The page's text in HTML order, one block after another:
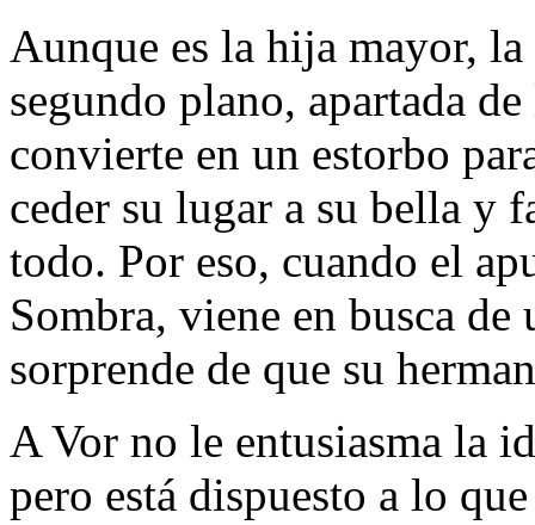
Aunque es la hija mayor,
segundo plano, apartada
convierte en un estorbo
ceder su lugar a su bella y
todo. Por eso, cuando el
Sombra, viene en busca
sorprende de que su
A Vor no le entusiasma la
pero está dispuesto a lo